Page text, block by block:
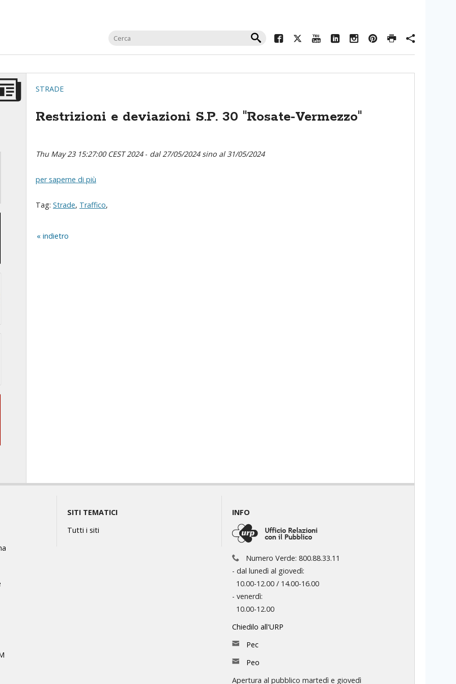
STRADE
Restrizioni e deviazioni S.P. 30 "Rosate-Vermezzo"
Thu May 23 15:27:00 CEST 2024- dal 27/05/2024 sino al 31/05/2024
per saperne di più
Tag: Strade, Traffico,
indietro
SITI TEMATICI
Tutti i siti
INFO
Numero Verde: 800.88.33.11
- dal lunedì al giovedì:
10.00-12.00 / 14.00-16.00
- venerdì:
10.00-12.00
Chiedilo all'URP
Pec
Peo
Apertura al pubblico martedì e giovedì